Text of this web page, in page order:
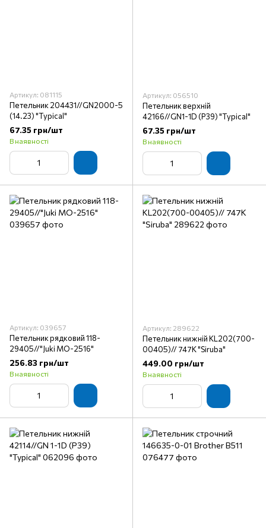
Артикул: 081115
Петельник 204431//GN2000-5
(14.23) "Typical"
67.35 грн/шт
В наявності
Артикул: 056510
Петельник верхній
42166//GN1-1D (P39) "Typical"
67.35 грн/шт
В наявності
Артикул: 039657
Петельник рядковий 118-
29405//"Juki МО-2516"
256.83 грн/шт
В наявності
Артикул: 289622
Петельник нижній KL202(700-
00405)// 747K "Siruba"
449.00 грн/шт
В наявності